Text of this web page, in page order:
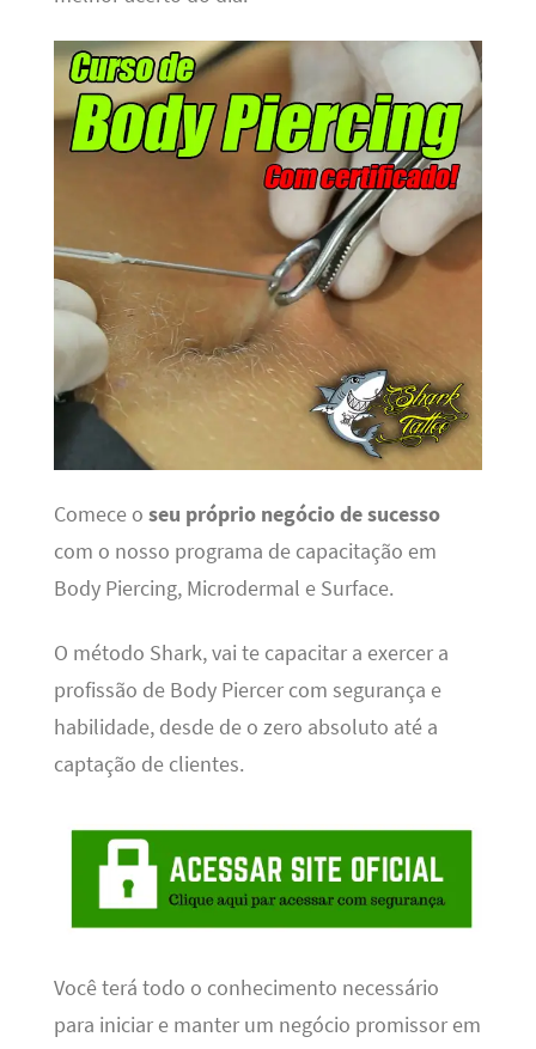
Comece o seu próprio negócio de sucesso
com o nosso programa de capacitação em
Body Piercing, Microdermal e Surface.
O método Shark, vai te capacitar a exercer a
profissão de Body Piercer com segurança e
habilidade, desde de o zero absoluto até a
captação de clientes.
Você terá todo o conhecimento necessário
para iniciar e manter um negócio promissor em